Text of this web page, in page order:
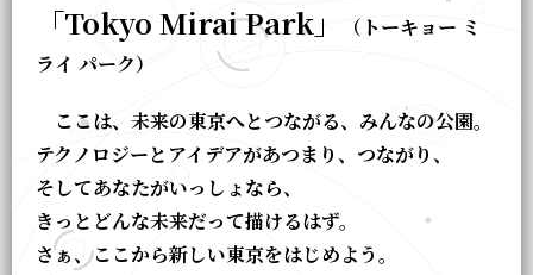
「Tokyo Mirai Park」
（トーキョー ミ
ライ パーク）
ここは、未来の東京へとつながる、みんなの公園。
テクノロジーとアイデアがあつまり、つながり、
そしてあなたがいっしょなら、
きっとどんな未来だって描けるはず。
さぁ、ここから新しい東京をはじめよう。